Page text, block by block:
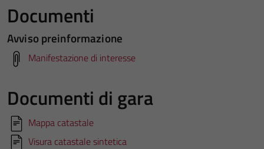
Documenti
Avviso preinformazione
Manifestazione di interesse
Documenti di gara
Mappa catastale
Visura catastale sintetica